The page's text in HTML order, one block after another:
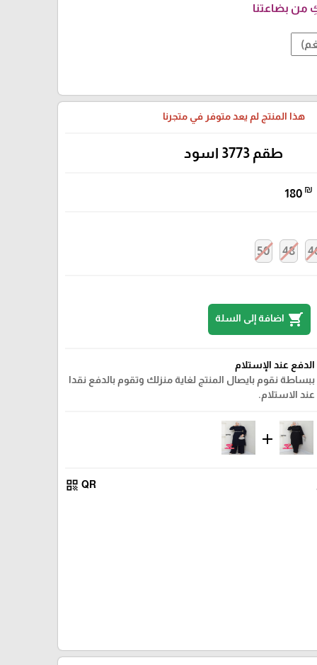
من بضاعتنا
هذا المنتج لم يعد متوفر في متجرنا
طقم 3773 اسود
180 ₪
48
50
shopping_cart اضافة إلى السلة
الدفع عند الإستلام
ببساطة نقوم بايصال المنتج لغاية منزلك وتقوم بالدفع نقدا
عند الاستلام.
add
QR
qr_code